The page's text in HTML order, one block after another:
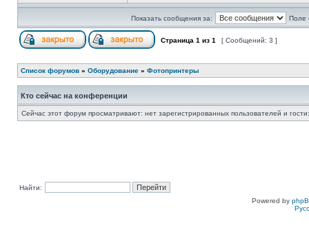
Показать сообщения за: Поле
Страница 1 из 1 [ Сообщений: 3 ]
Список форумов » Оборудование » Фотопринтеры
Кто сейчас на конференции
Сейчас этот форум просматривают: нет зарегистрированных пользователей и
Найти:
Powered by